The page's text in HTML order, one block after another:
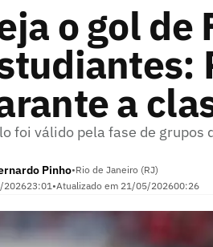
o gol de
a
foi válido pela fase de grupos
Pinho•Rio de Janeiro (RJ)
202623:01•Atualizado em 21/05/202600:26